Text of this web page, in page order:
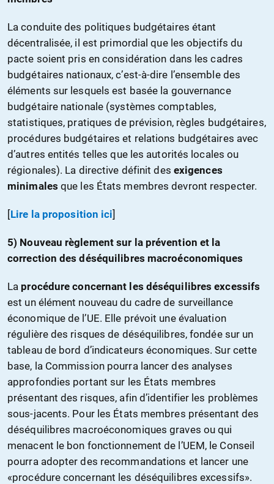
La conduite des politiques budgétaires étant
décentralisée, il est primordial que les objectifs du
pacte soient pris en considération dans les cadres
budgétaires nationaux, c’est-à-dire l’ensemble des
éléments sur lesquels est basée la gouvernance
budgétaire nationale (systèmes comptables,
statistiques, pratiques de prévision, règles budgétaires,
procédures budgétaires et relations budgétaires avec
d’autres entités telles que les autorités locales ou
régionales). La directive définit des exigences
minimales que les États membres devront respecter.
[Lire la proposition ici]
5) Nouveau règlement sur la prévention et la
correction des déséquilibres macroéconomiques
La procédure concernant les déséquilibres excessifs
est un élément nouveau du cadre de surveillance
économique de l’UE. Elle prévoit une évaluation
régulière des risques de déséquilibres, fondée sur un
tableau de bord d’indicateurs économiques. Sur cette
base, la Commission pourra lancer des analyses
approfondies portant sur les États membres
présentant des risques, afin d’identifier les problèmes
sous-jacents. Pour les États membres présentant des
déséquilibres macroéconomiques graves ou qui
menacent le bon fonctionnement de l’UEM, le Conseil
pourra adopter des recommandations et lancer une
«procédure concernant les déséquilibres excessifs».